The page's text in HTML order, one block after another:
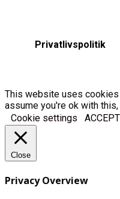
Privatlivspolitik
This website uses
assume you're ok with
Cookie settings
ACCEPT
Close
Privacy Overview